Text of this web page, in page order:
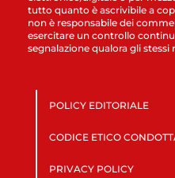
tutto quanto è ascrivibile a
non è responsabile dei
esercitare un controllo
segnalazione qualora gli
POLICY EDITORIALE
CODICE ETICO
PRIVACY POLICY